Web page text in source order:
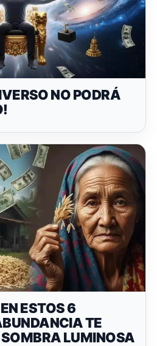
NO PODRÁ
ESTOS 6
TE
LUMINOSA